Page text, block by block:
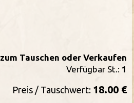
zum Tauschen oder Verkaufen
Verfügbar St.: 1
Preis / Tauschwert: 18.00 €